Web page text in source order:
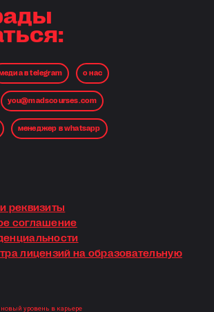
в telegram о нас
you@madscourses.com
менеджер в whatsapp
реквизиты
соглашение
лицензий на образовательную
новый уровень в карьере